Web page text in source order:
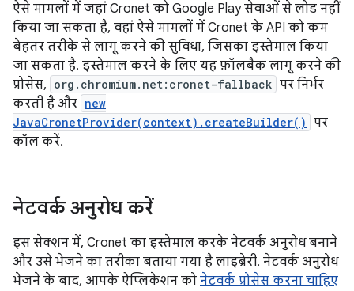
ऐसे मामलों में जहां Cronet को Google Play सेवाओं से लोड नहीं
किया जा सकता है, वहां ऐसे मामलों में Cronet के API को कम
बेहतर तरीके से लागू करने की सुविधा, जिसका इस्तेमाल किया
जा सकता है. इस्तेमाल करने के लिए यह फ़ॉलबैक लागू करने की
प्रोसेस, org.chromium.net:cronet-fallback पर निर्भर
करती है और new
JavaCronetProvider(context).createBuilder() पर
कॉल करें.
नेटवर्क अनुरोध करें
इस सेक्शन में, Cronet का इस्तेमाल करके नेटवर्क अनुरोध बनाने
और उसे भेजने का तरीका बताया गया है लाइब्रेरी. नेटवर्क अनुरोध
भेजने के बाद, आपके ऐप्लिकेशन को नेटवर्क प्रोसेस करना चाहिए